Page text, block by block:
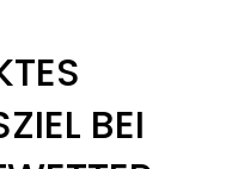
BEI